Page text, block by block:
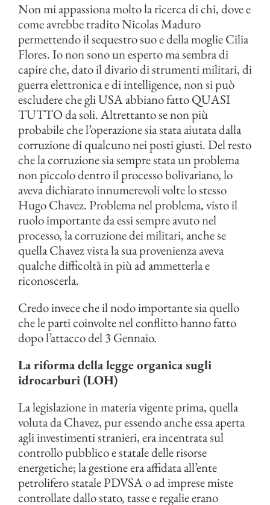
Non mi appassiona molto la ricerca di chi, dove e
come avrebbe tradito Nicolas Maduro
permettendo il sequestro suo e della moglie Cilia
Flores. Io non sono un esperto ma sembra di
capire che, dato il divario di strumenti militari, di
guerra elettronica e di intelligence, non si può
escludere che gli USA abbiano fatto QUASI
TUTTO da soli. Altrettanto se non più
probabile che l’operazione sia stata aiutata dalla
corruzione di qualcuno nei posti giusti. Del resto
che la corruzione sia sempre stata un problema
non piccolo dentro il processo bolivariano, lo
aveva dichiarato innumerevoli volte lo stesso
Hugo Chavez. Problema nel problema, visto il
ruolo importante da essi sempre avuto nel
processo, la corruzione dei militari, anche se
quella Chavez vista la sua provenienza aveva
qualche difficoltà in più ad ammetterla e
riconoscerla.
Credo invece che il nodo importante sia quello
che le parti coinvolte nel conflitto hanno fatto
dopo l’attacco del 3 Gennaio.
La riforma della legge organica sugli
idrocarburi (LOH)
La legislazione in materia vigente prima, quella
voluta da Chavez, pur essendo anche essa aperta
agli investimenti stranieri, era incentrata sul
controllo pubblico e statale delle risorse
energetiche; la gestione era affidata all’ente
petrolifero statale PDVSA o ad imprese miste
controllate dallo stato, tasse e regalie erano